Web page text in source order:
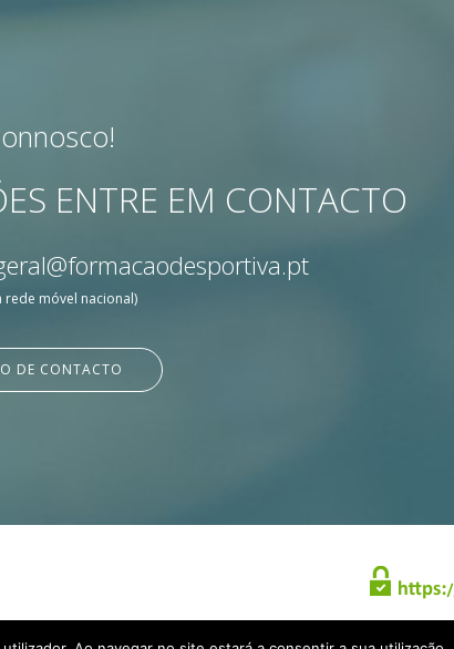
ENTRE EM CONTACTO
rede móvel nacional)
DE CONTACTO